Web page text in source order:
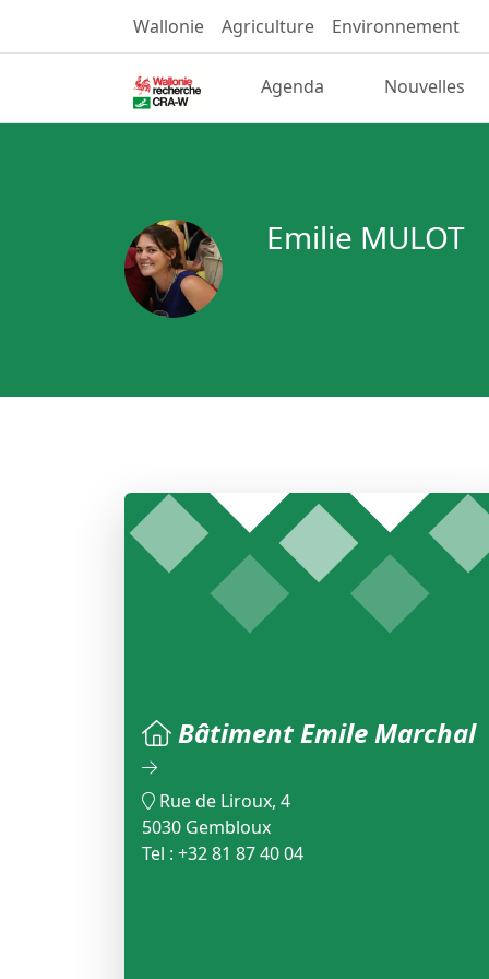
Wallonie Agriculture Environnement
Agenda Nouvelles
Emilie MULOT
Bâtiment Emile Marchal
Rue de Liroux, 4
5030 Gembloux
Tel : +32 81 87 40 04